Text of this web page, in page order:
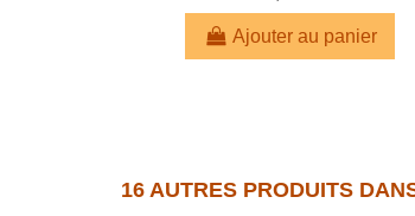
Ajouter au panier
16 AUTRES PRODUITS